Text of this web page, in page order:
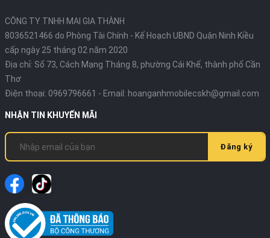
CÔNG TY TNHH MAI GIA THÀNH
8036521466 do Phòng Tài Chính - Kế Hoạch UBND Quận Ninh Kiều
cấp ngày 25 tháng 02 năm 2020
Địa chỉ: Số 73, Cách Mạng Tháng 8, phường Cái Khế, thành phố Cần
Thơ
Điện thoại: 0969796661 - Email: hoanganhmobilecskh@gmail.com
NHẬN TIN KHUYẾN MÃI
Đăng ký